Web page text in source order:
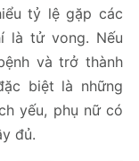
tỷ lệ gặp các
là tử vong. Nếu
và trở thành
biệt là những
yếu, phụ nữ có
đủ.